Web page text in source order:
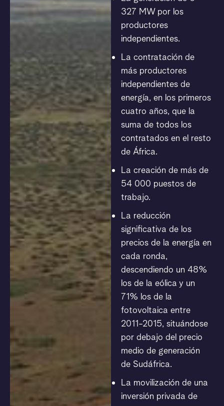
327 MW por los
productores
independientes.
La contratación de
más productores
independientes de
energía, en los primeros
cuatro años, que la
suma de todos los
contratados en el resto
de África.
La creación de más de
54 000 puestos de
trabajo.
La reducción
significativa de los
precios de la energía en
cada ronda,
descendiendo un 48%
los de la eólica y un
71% los de la
fotovoltaica entre
2011-2015, situándose
por debajo del precio
medio de generación
de Sudáfrica.
La movilización de una
inversión privada de